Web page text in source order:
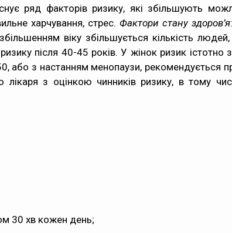
ряд факторів ризику, які збільшують
харчування, стрес. Фактори стану здоров’я
віку збільшується кількість
після 40-45 років. У жінок ризик істотно
або з настанням менопаузи, рекомендується
з оцінкою чинників ризику, в тому
30 хв кожен день;